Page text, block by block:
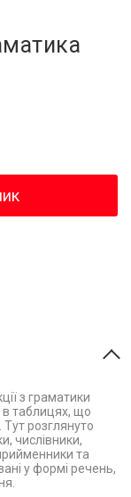
з граматики
в таблицях, що
розглянуто
числівники,
та
у формі речень,